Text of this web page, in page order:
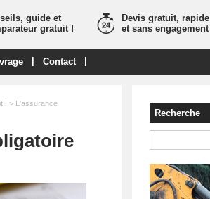
guide et
gratuit !
Devis gratuit, rapide
et sans engagement
Contact
! > L'assurance
Recherche